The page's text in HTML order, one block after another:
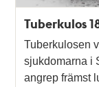
Tuberkulos
Tuberkulosen
sjukdomarna i
angrep främst